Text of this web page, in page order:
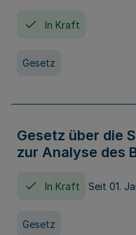
In Kraft
Gesetz
Gesetz über die
zur Analyse des
In Kraft Seit 01.
Gesetz